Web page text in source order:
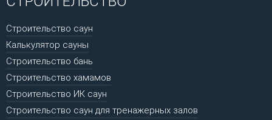
Строительство саун
Калькулятор сауны
Строительство бань
Строительство хамамов
Строительство ИК саун
Строительство саун для тренажерных залов